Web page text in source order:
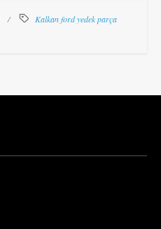
Kalkan ford yedek parça